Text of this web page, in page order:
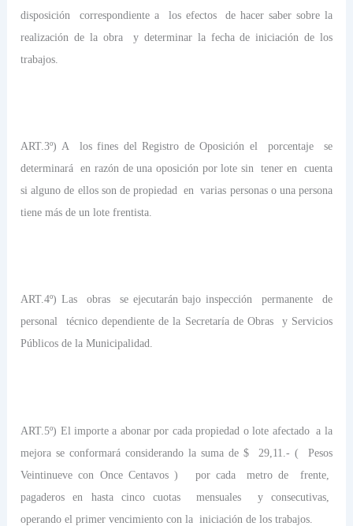
disposición correspondiente a los efectos
de hacer saber sobre la
realización de la obra
y determinar la fecha de iniciación de los
trabajos.
ART.3º) A los fines del Registro de Oposición el porcentaje
se
determinará
en razón de una oposición por lote sin tener en
cuenta
si alguno de ellos son de propiedad
en
varias personas o una persona
tiene más de un lote frentista.
ART.4º) Las obras se ejecutarán bajo inspección permanente
de
personal
técnico dependiente de la Secretaría de Obras
y Servicios
Públicos de la Municipalidad.
ART.5º) El importe a abonar por cada propiedad o lote afectado a la
mejora se conformará considerando la suma de $
29,11.- (
Pesos
Veintinueve con Once Centavos )
por cada metro de
frente,
pagaderos en hasta cinco cuotas
mensuales
y consecutivas,
operando el primer vencimiento con la iniciación de los trabajos.